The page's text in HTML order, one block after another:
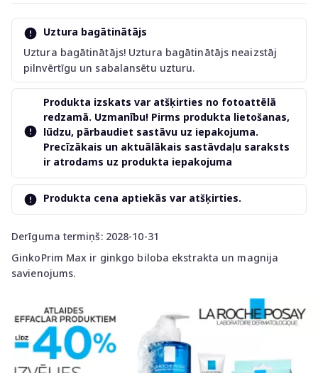
Derīguma termiņš: 2028-10-31
GinkoPrim Max ir ginkgo biloba ekstrakta un magnija
savienojums.
Uztura bagātinātājs
Uztura bagātinātājs! Uztura bagātinātājs neaizstāj
pilnvērtīgu un sabalansētu uzturu.
Produkta izskats var atšķirties no fotoattēlā
redzamā. Uzmanību! Pirms produkta lietošanas,
lūdzu, pārbaudiet sastāvu uz iepakojuma.
Precīzākais un aktuālākais sastāvdaļu saraksts
ir atrodams uz produkta iepakojuma
Produkta cena aptiekās var atšķirties.